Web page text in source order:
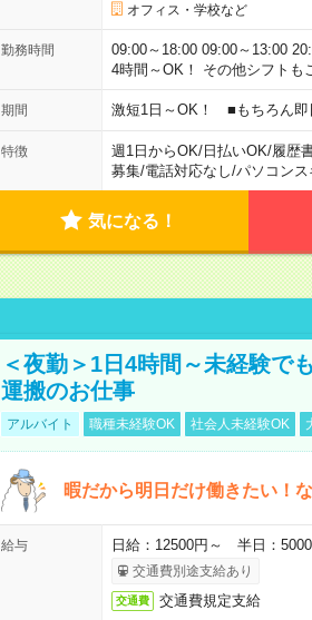
オフィス・学校など
勤務時間
09:00～18:00 09:00～13:00
4時間～OK！ その他シフトも
期間 激短1日～OK！ ■もちろん即
特徴 週1日からOK/日払いOK/履歴
募集/電話対応なし/パソコンス
気になる！
＜夜勤＞1日4時間～未経験で
運搬のお仕事
アルバイト 職種未経験OK 社会人未経験OK
暇だから明日だけ働きたい！
給与 日給：12500円～ 半日：
交通費別途支給あり
交通費 交通費規定支給